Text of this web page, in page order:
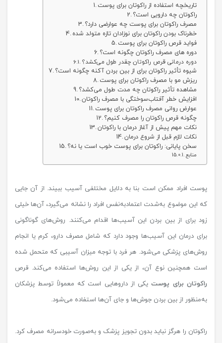
تاریخچه استفاده از راکوتان برای پوست
راکوتان چه دارویی است؟
مصرف راکوتان برای پوست چه عوارضی دارد؟
خطرناک بودن راکوتان برای نوزادان تازه متولد شده
فواید قرص راکوتان برای پوست
دوره های مصرف راکوتان چگونه است؟
دوره درمانی قرص راکوتان چقدر طول می‌کشد؟
شیوه تأثیر راکوتان برای از بین بردن آکنه چگونه است؟
ریزش مو با مصرف راکوتان برای پوست
مشاهده تأثیر راکوتان چه مدت طول می‌کشد؟
افزایش خطر آفتاب‌سوختگی با مصرف راکوتان
عوارض روانی مصرف راکوتان برای پوست
چگونه قرص راکوتان را مصرف کنیم؟
نکات مهم پیش از آغاز درمان با راکوتان
نکات لازم قبل از شروع درمان
سخن پایانی: راکوتان برای پوست خوب است یا نه؟
منابع
پوست افراد ممکن است بنا به دلایل مختلفی آسیب ببیند. از آن جایی
که این موضوع به‌شدت اعتمادبه‌نفس افراد را نشانه می‌گیرد، آن‌ها خیلی
زود برای از بین بردن این آسیب‌ها اقدام می‌کنند. روش‌های گوناگونی
برای درمان این آسیب‌ها وجود دارد که شامل مصرف دارو، کرم یا انجام
روش‌های پزشکی می‌شود. هر فرد با توجه میزان آسیبی که متحمل شده
است همچنین نوع آن، از یکی از این روش‌ها استفاده می‌کند. قرص
راکوتان برای پوستیکی از داروهایی است که معمولاً توسط پزشکان
به‌منظور از بین بردن جوش‌ها و جای آن‌ها استفاده می‌شود.
راکوتان را هرگز نباید بدون تجویز پزشک و به‌صورت خودسرانه مصرف کرد.